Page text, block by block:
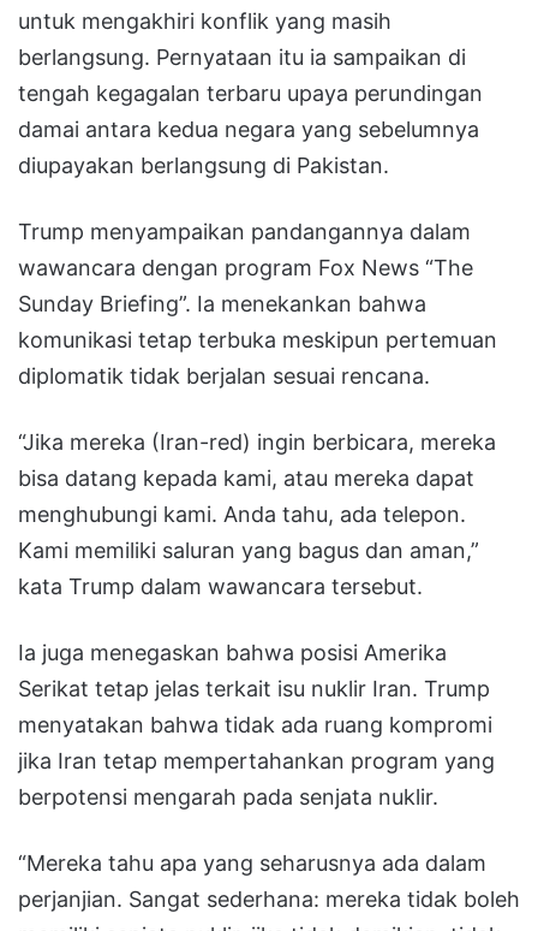
untuk mengakhiri konflik yang masih
berlangsung. Pernyataan itu ia sampaikan di
tengah kegagalan terbaru upaya perundingan
damai antara kedua negara yang sebelumnya
diupayakan berlangsung di Pakistan.
Trump menyampaikan pandangannya dalam
wawancara dengan program Fox News “The
Sunday Briefing”. Ia menekankan bahwa
komunikasi tetap terbuka meskipun pertemuan
diplomatik tidak berjalan sesuai rencana.
“Jika mereka (Iran-red) ingin berbicara, mereka
bisa datang kepada kami, atau mereka dapat
menghubungi kami. Anda tahu, ada telepon.
Kami memiliki saluran yang bagus dan aman,”
kata Trump dalam wawancara tersebut.
Ia juga menegaskan bahwa posisi Amerika
Serikat tetap jelas terkait isu nuklir Iran. Trump
menyatakan bahwa tidak ada ruang kompromi
jika Iran tetap mempertahankan program yang
berpotensi mengarah pada senjata nuklir.
“Mereka tahu apa yang seharusnya ada dalam
perjanjian. Sangat sederhana: mereka tidak boleh